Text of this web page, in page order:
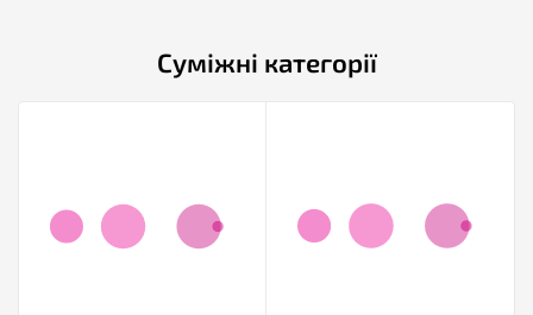
Суміжні категорії